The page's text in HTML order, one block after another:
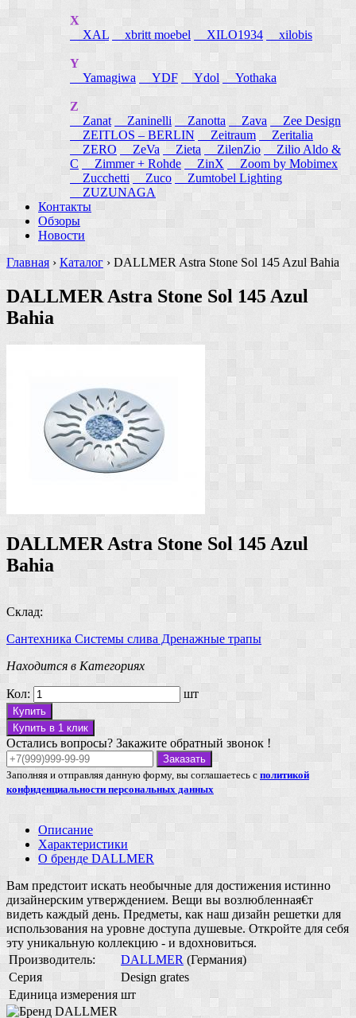
X
XAL
xbritt moebel XILO1934 xilobis
Y
Yamagiwa
YDF Ydol Yothaka
Z
Zanat
Zaninelli Zanotta Zava
Zee Design
ZEITLOS – BERLIN
Zeitraum
Zeritalia
ZERO
ZeVa Zieta ZilenZio
Zilio Aldo &
C
Zimmer + Rohde ZinX
Zoom by Mobimex
Zucchetti
Zuco
Zumtobel Lighting
ZUZUNAGA
Контакты
Обзоры
Новости
Главная › Каталог › DALLMER Astra Stone Sol 145 Azul Bahia
DALLMER Astra Stone Sol 145 Azul
Bahia
DALLMER Astra Stone Sol 145 Azul
Bahia
Склад:
Сантехника Системы слива Дренажные трапы
Находится в Категориях
Кол: шт
Купить
Купить в 1 клик
Остались вопросы? Закажите обратный звонок !
Заказать
Заполняя и отправляя данную форму, вы соглашаетесь с политикой
конфиденциальности персональных данных
Описание
Характеристики
О бренде DALLMER
Вам предстоит искать необычные для достижения истинно
дизайнерским утверждением. Вещи вы возлюбленная€т
видеть каждый день. Предметы, как наш дизайн решетки для
использования на уровне доступа душевые. Откройте для себя
эту уникальную коллекцию - и вдохновиться.
Производитель:
DALLMER (Германия)
Серия
Design grates
Единица измерения шт